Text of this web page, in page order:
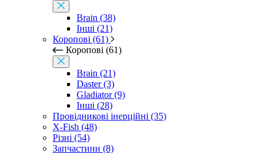
Brain (38)
Інші (21)
Коропові (61)
Коропові (61)
Brain (21)
Daster (3)
Gladiator (9)
Інші (28)
Провідникові інерційні (35)
X-Fish (48)
Різні (54)
Запчастини (8)